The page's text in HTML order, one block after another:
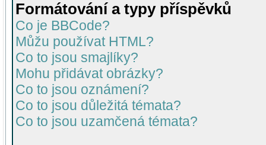
Formátování a typy příspěvků
Co je BBCode?
Můžu používat HTML?
Co to jsou smajlíky?
Mohu přidávat obrázky?
Co to jsou oznámení?
Co to jsou důležitá témata?
Co to jsou uzamčená témata?